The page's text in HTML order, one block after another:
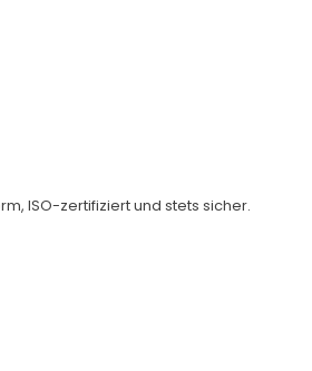
ISO-zertifiziert und stets sicher.